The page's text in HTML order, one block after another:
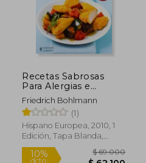
Recetas Sabrosas
Para Alergias e
Intolerancias
Alimentarias
Friedrich Bohlmann
(1)
Hispano Europea, 2010, 1
Edición, Tapa Blanda,
Nuevo